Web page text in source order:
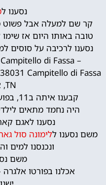
נסענו ל
קר שם למעלה אבל פשוט
טובה באותו היום אז
נסענו לרכיבה על סוסים
di Fassa –
Campitello di Fassa
TN, איטליה
קבענו איתה ב11, בפועל יצאנו לרכיבה רק ב12.
היה נחמד מתאים
נסענו לאגם
משם נסענו ללימונה סול
ונכנסנו למים
משם
אכלנו בפורטו